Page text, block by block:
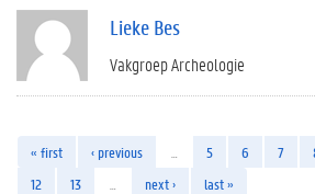
Lieke Bes
Vakgroep Archeologie
« first ‹ previous 5 6 7
12
13 next › last »